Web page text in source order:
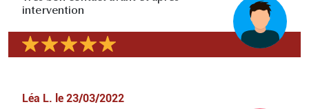
intervention
Léa L. le 23/03/2022